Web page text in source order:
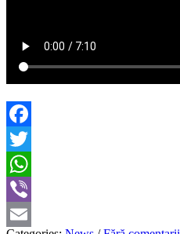
Facebook
Twitter
WhatsApp
Viber